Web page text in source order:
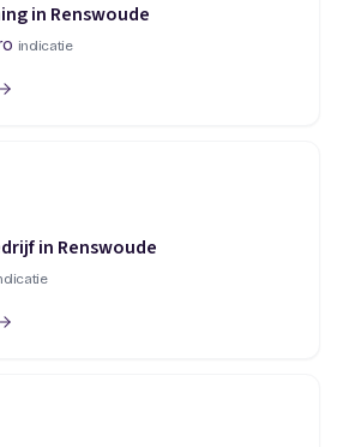
in Renswoude
indicatie
in Renswoude